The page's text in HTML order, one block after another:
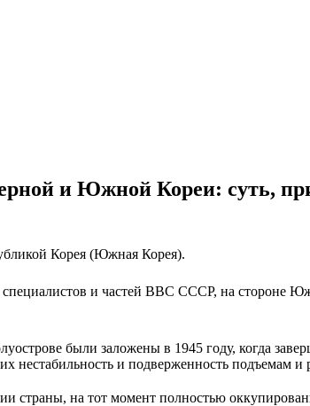
и Южной Кореи: суть,
Корея (Южная Корея).
специалистов и частей ВВС СССР, на
были заложены в 1945 году, когда
нестабильность и подверженность подъемам и
страны, на тот момент полностью